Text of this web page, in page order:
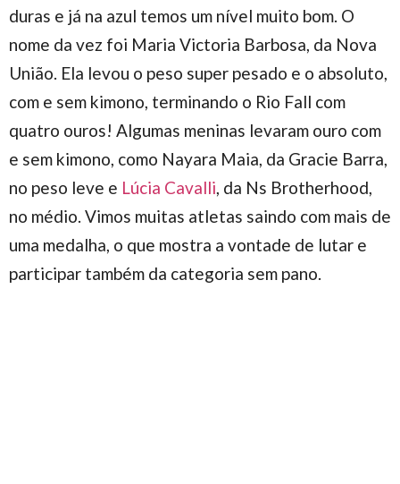
duras e já na azul temos um nível muito bom. O
nome da vez foi Maria Victoria Barbosa, da Nova
União. Ela levou o peso super pesado e o absoluto,
com e sem kimono, terminando o Rio Fall com
quatro ouros! Algumas meninas levaram ouro com
e sem kimono, como Nayara Maia, da Gracie Barra,
no peso leve e Lúcia Cavalli, da Ns Brotherhood,
no médio. Vimos muitas atletas saindo com mais de
uma medalha, o que mostra a vontade de lutar e
participar também da categoria sem pano.